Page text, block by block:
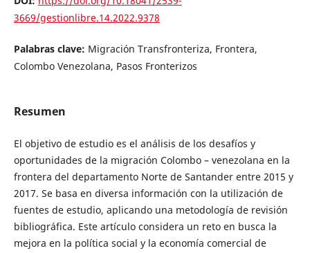
3669/gestionlibre.14.2022.9378
Palabras clave: Migración Transfronteriza, Frontera,
Colombo Venezolana, Pasos Fronterizos
Resumen
El objetivo de estudio es el análisis de los desafíos y
oportunidades de la migración Colombo – venezolana en la
frontera del departamento Norte de Santander entre 2015 y
2017. Se basa en diversa información con la utilización de
fuentes de estudio, aplicando una metodología de revisión
bibliográfica. Este artículo considera un reto en busca la
mejora en la política social y la economía comercial de